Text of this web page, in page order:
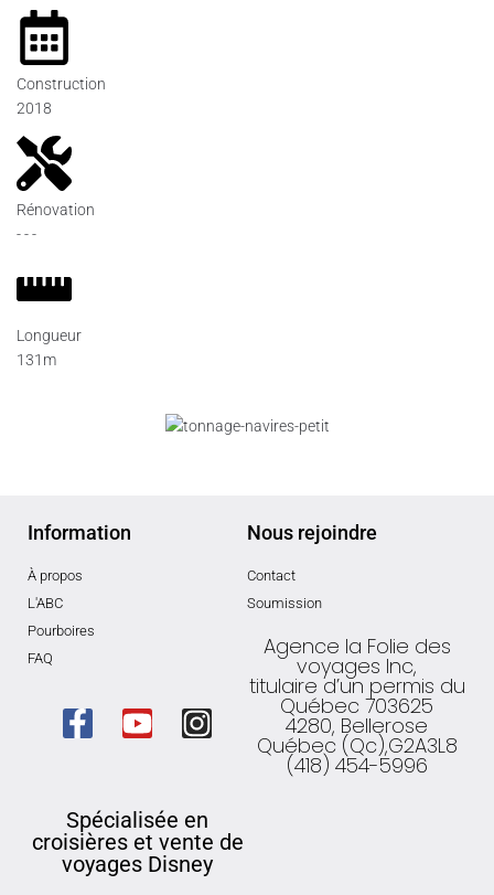
Construction
2018
Rénovation
- - -
Longueur
131m
Information
À propos
L'ABC
Pourboires
FAQ
Nous rejoindre
Contact
Soumission
Agence la Folie des
voyages Inc,
titulaire d’un permis du
Québec 703625
4280, Bellerose
Québec (Qc),G2A3L8
(418) 454-5996
Spécialisée en
croisières et vente de
voyages Disney